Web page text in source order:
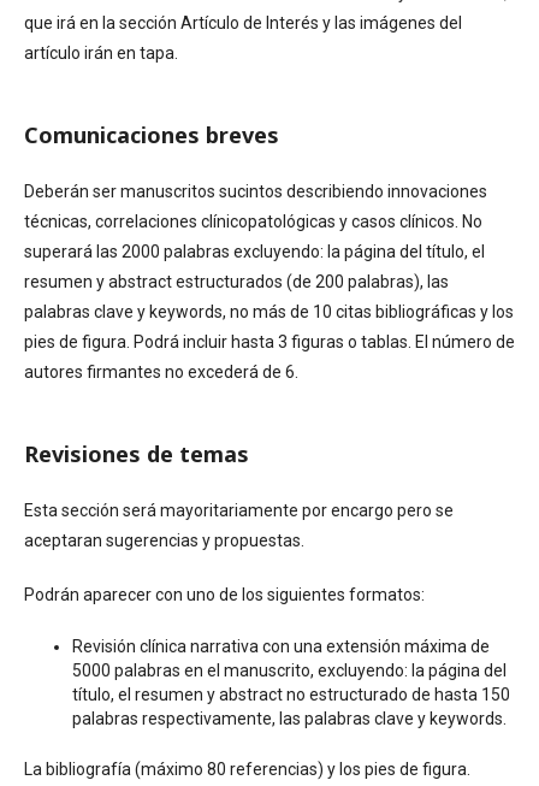
que irá en la sección Artículo de Interés y las imágenes del
artículo irán en tapa.
Comunicaciones breves
Deberán ser manuscritos sucintos describiendo innovaciones
técnicas, correlaciones clínicopatológicas y casos clínicos. No
superará las 2000 palabras excluyendo: la página del título, el
resumen y abstract estructurados (de 200 palabras), las
palabras clave y keywords, no más de 10 citas bibliográficas y los
pies de figura. Podrá incluir hasta 3 figuras o tablas. El número de
autores firmantes no excederá de 6.
Revisiones de temas
Esta sección será mayoritariamente por encargo pero se
aceptaran sugerencias y propuestas.
Podrán aparecer con uno de los siguientes formatos:
Revisión clínica narrativa con una extensión máxima de
5000 palabras en el manuscrito, excluyendo: la página del
título, el resumen y abstract no estructurado de hasta 150
palabras respectivamente, las palabras clave y keywords.
La bibliografía (máximo 80 referencias) y los pies de figura.